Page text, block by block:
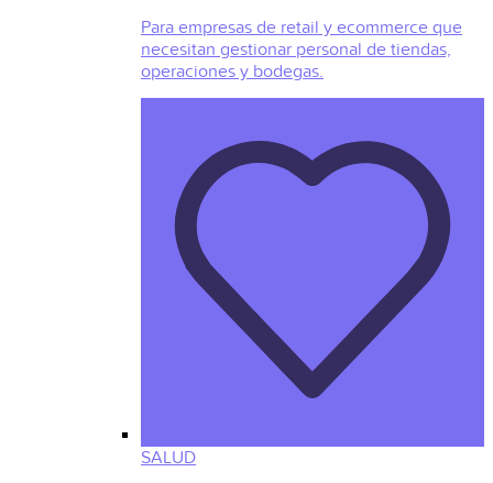
Para empresas de retail y ecommerce que
necesitan gestionar personal de tiendas,
operaciones y bodegas.
SALUD